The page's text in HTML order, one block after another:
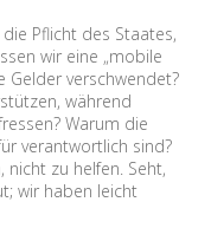
Pflicht des Staates,
wir eine „mobile
Gelder verschwendet?
während
Warum die
verantwortlich sind?
nicht zu helfen. Seht,
wir haben leicht